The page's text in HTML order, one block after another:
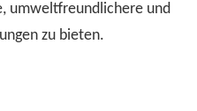
umweltfreundlichere und
zu bieten.